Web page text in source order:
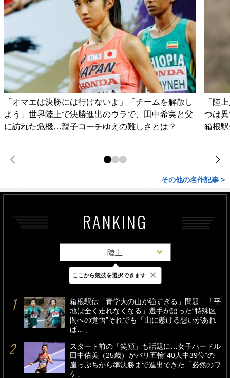
「オマエは決勝には行けないよ」「チームを解散し
よう」世界陸上で決勝進出のウラで、田中希実と父
に訪れた危機…親子コーチゆえの難しさとは？
「陸
つは
箱根
その他の名作記事 >
RANKING
陸上
最新 24時間 週間
箱根駅伝「青学大の山が強すぎる」問題…「平
地は全く走れなくなる」選手が語った“特殊区
間への覚悟”それでも「山に懸ける想いがあれ
ば…」
スタート前の「笑顔」も話題に…女子ハードル
田中佑美（25歳）がパリ五輪“40人中39位”の
崖っぷちから準決勝まで進出できた「必然のワ
ケ」
ここから競技を選択できます ×